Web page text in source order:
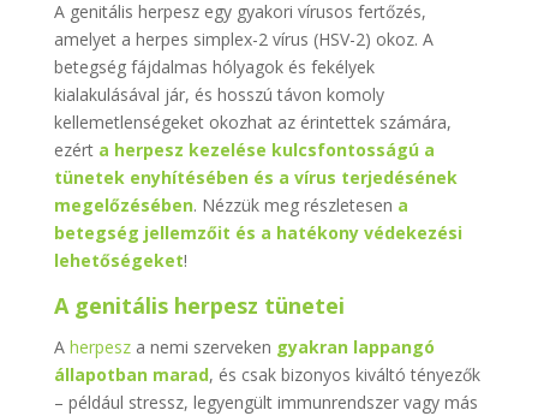
A genitális herpesz egy gyakori vírusos fertőzés,
amelyet a herpes simplex-2 vírus (HSV-2) okoz. A
betegség fájdalmas hólyagok és fekélyek
kialakulásával jár, és hosszú távon komoly
kellemetlenségeket okozhat az érintettek számára,
ezért a herpesz kezelése kulcsfontosságú a
tünetek enyhítésében és a vírus terjedésének
megelőzésében. Nézzük meg részletesen a
betegség jellemzőit és a hatékony védekezési
lehetőségeket!
A genitális herpesz tünetei
A herpesza nemi szerveken gyakran lappangó
állapotban marad, és csak bizonyos kiváltó tényezők
– például stressz, legyengült immunrendszer vagy más